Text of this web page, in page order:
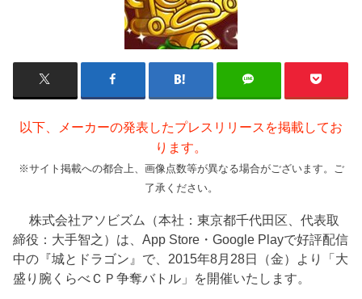
以下、メーカーの発表したプレスリリースを掲載してお
ります。
※サイト掲載への都合上、画像点数等が異なる場合がございます。ご
了承ください。
株式会社アソビズム（本社：東京都千代田区、代表取
締役：大手智之）は、App Store・Google Playで好評配信
中の『城とドラゴン』で、2015年8月28日（金）より「大
盛り腕くらべＣＰ争奪バトル」を開催いたします。